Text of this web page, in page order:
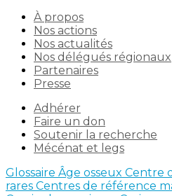
À propos
Nos actions
Nos actualités
Nos délégués régionaux
Partenaires
Presse
Adhérer
Faire un don
Soutenir la recherche
Mécénat et legs
Glossaire Âge osseux Centre
rares Centres de référence